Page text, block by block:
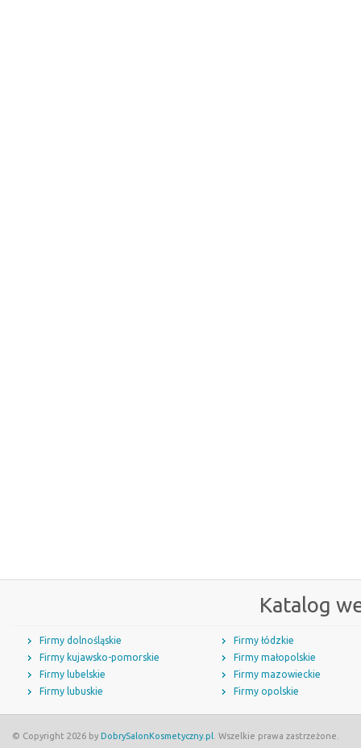
Katalog
Firmy dolnośląskie
Firmy kujawsko-pomorskie
Firmy lubelskie
Firmy lubuskie
Firmy łódzkie
Firmy małopolskie
Firmy mazowieckie
Firmy opolskie
© Copyright 2026 by DobrySalonKosmetyczny.pl . Wszelkie prawa zastrzeżone.